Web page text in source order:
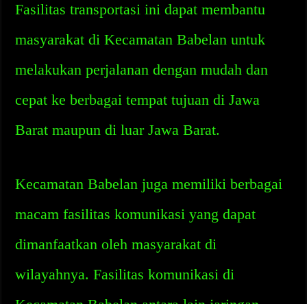
Fasilitas transportasi ini dapat membantu
masyarakat di Kecamatan Babelan untuk
melakukan perjalanan dengan mudah dan
cepat ke berbagai tempat tujuan di Jawa
Barat maupun di luar Jawa Barat.
Kecamatan Babelan juga memiliki berbagai
macam fasilitas komunikasi yang dapat
dimanfaatkan oleh masyarakat di
wilayahnya. Fasilitas komunikasi di